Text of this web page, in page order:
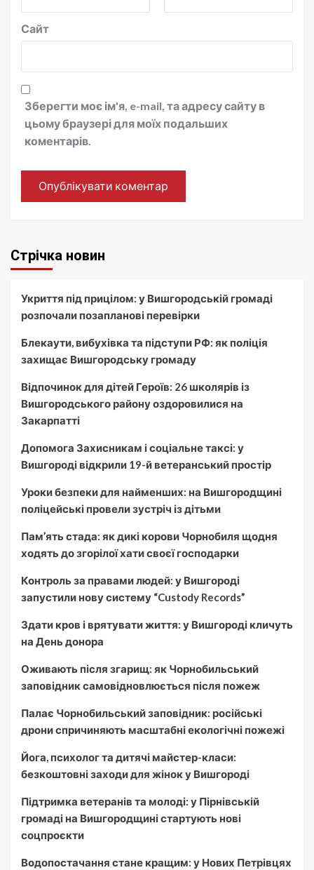
Сайт
Зберегти моє ім'я, e-mail, та адресу сайту в
цьому браузері для моїх подальших
коментарів.
Стрічка новин
Укриття під прицілом: у Вишгородській громаді
розпочали позапланові перевірки
Блекаути, вибухівка та підступи РФ: як поліція
захищає Вишгородську громаду
Відпочинок для дітей Героїв: 26 школярів із
Вишгородського району оздоровилися на
Закарпатті
Допомога Захисникам і соціальне таксі: у
Вишгороді відкрили 19-й ветеранський простір
Уроки безпеки для найменших: на Вишгородщині
поліцейські провели зустріч із дітьми
Пам’ять стада: як дикі корови Чорнобиля щодня
ходять до згорілої хати своєї господарки
Контроль за правами людей: у Вишгороді
запустили нову систему “Custody Records”
Здати кров і врятувати життя: у Вишгороді кличуть
на День донора
Оживають після згарищ: як Чорнобильський
заповідник самовідновлюється після пожеж
Палає Чорнобильський заповідник: російські
дрони спричиняють масштабні екологічні пожежі
Йога, психолог та дитячі майстер-класи:
безкоштовні заходи для жінок у Вишгороді
Підтримка ветеранів та молоді: у Пірнівській
громаді на Вишгородщині стартують нові
соцпроєкти
Водопостачання стане кращим: у Нових Петрівцях